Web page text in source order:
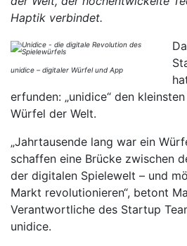
Haptik verbindet.
unidice – digitaler Würfel und App
erfunden: „unidice“ den
Würfel der Welt.
„Jahrtausende lang war ein
schaffen eine Brücke zwischen
der digitalen Spielewelt – und
Markt revolutionieren“, betont
Verantwortliche des Startup
unidice.